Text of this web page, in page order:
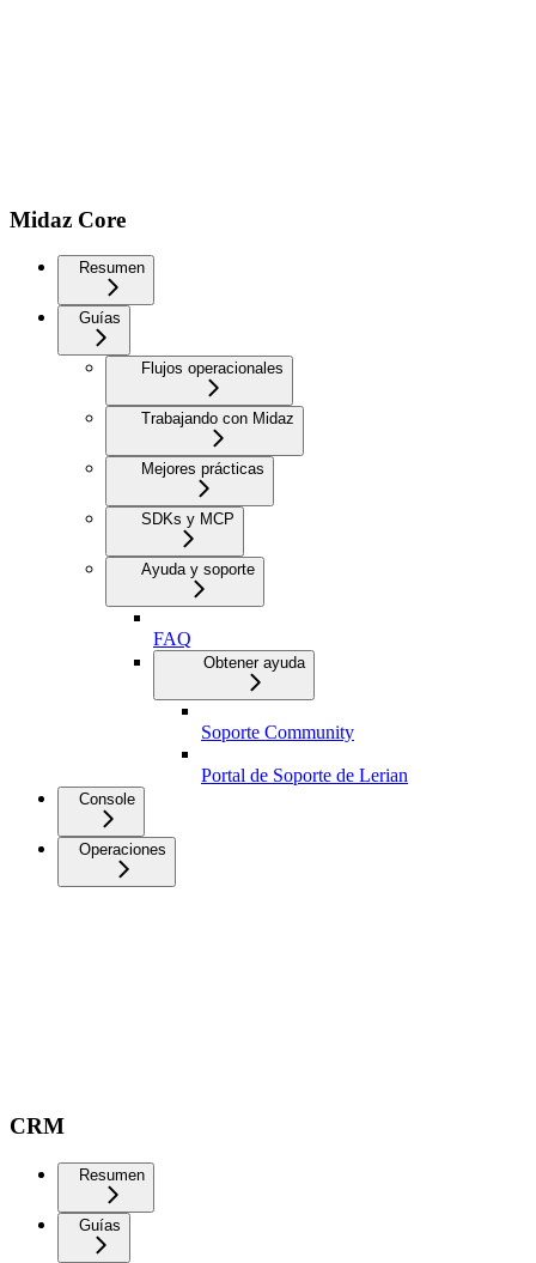
Midaz Core
Resumen
Guías
Flujos operacionales
Trabajando con Midaz
Mejores prácticas
SDKs y MCP
Ayuda y soporte
FAQ
Obtener ayuda
Soporte Community
Portal de Soporte de Lerian
Console
Operaciones
CRM
Resumen
Guías